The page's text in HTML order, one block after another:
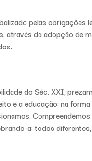
pelas obrigações
através da adopção de
do Séc. XXI,
e a educação: na
a: todos